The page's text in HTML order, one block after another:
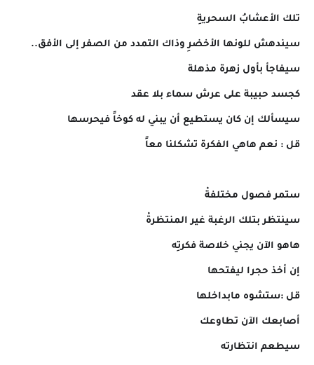
تلك الأعشابُ السحريةِ
سيندهش للونها الأخضرِ وذاك التمدد من الصفر إلى الأفق..
سيفاجأ بأول زهرة مذهلة
كجسد حبيبة على عرش سماء بلا عقد
سيسألك إن كان يستطيع أن يبني له كوخاً فيحرسها
قل : نعم هاهي الفكرة تشكلنا معاً
ستمر فصول مختلفةْ
سينتظر بتلك الرغبة غير المنتظرةْ
هاهو الآن يجني خلاصة فكرتِه
إن أخذ حجرا ليفتحها
قل :ستشوه مابداخلها
أصابعك الآن تطاوعك
سيطعم انتظارته